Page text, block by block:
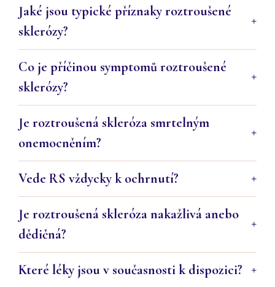
Jaké jsou typické příznaky roztroušené
sklerózy?
Co je příčinou symptomů roztroušené
sklerózy?
Je roztroušená skleróza smrtelným
onemocněním?
Vede RS vždycky k ochrnutí?
Je roztroušená skleróza nakažlivá anebo
dědičná?
Které léky jsou v současnosti k dispozici?